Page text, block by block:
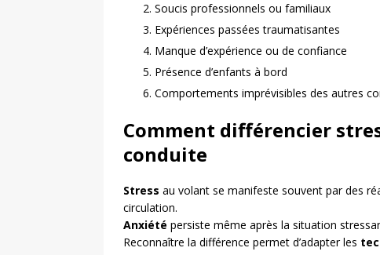
Soucis professionnels ou familiaux
Expériences passées traumatisantes
Manque d’expérience ou de confiance
Présence d’enfants à bord
Comportements imprévisibles des autres
Comment différencier
conduite
Stress au volant se manifeste souvent par des
circulation.
Anxiété persiste même après la situation
Reconnaître la différence permet d’adapter les